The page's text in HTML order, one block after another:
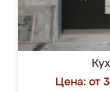
Цена: от